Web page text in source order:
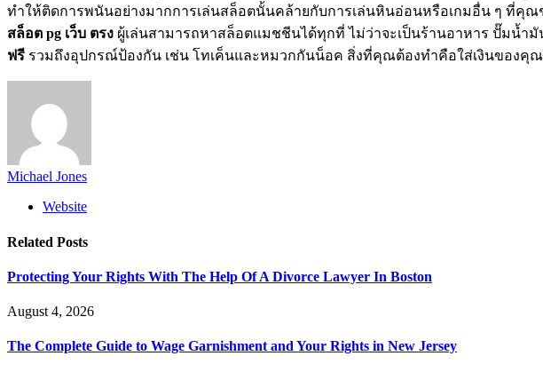
ทำให้ติดการพนันอย่างมากการเล่นสล็อตนั้นคล้ายกับการเล่นหินอ่อนหรือเกมอื่น ๆ ที่
สล็อต pg เว็บ ตรง ผู้เล่นสามารถหาสล็อตแมชชีนได้ทุกที่ ไม่ว่าจะเป็นร้านอาหาร ปั๊มน้ำ
ฟรี รวมถึงอุปกรณ์ป้องกัน เช่น โทเค็นและหมวกกันน็อค สิ่งที่คุณต้องทำคือใส่เงินของคุ
Michael Jones
Website
Related Posts
Protecting Your Rights With The Help Of A Divorce Lawyer In Boston
August 4, 2026
The Complete Guide to Wage Garnishment and Your Rights in New Jersey